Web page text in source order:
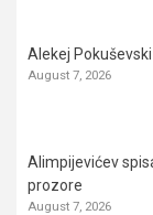
Alekej
August 7, 2026
Alimpijevićev
prozore
August 7, 2026